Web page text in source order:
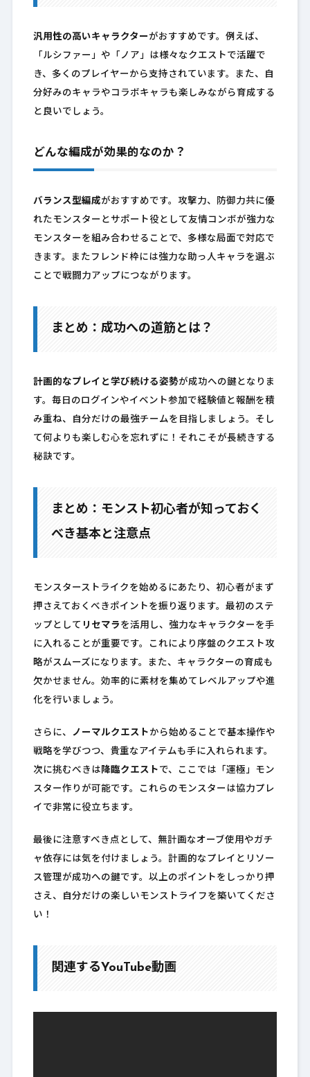
汎用性の高いキャラクター がおすすめです。例えば、
「ルシファー」や「ノア」は様々なクエストで活躍で
き、多くのプレイヤーから支持されています。また、自
分好みのキャラやコラボキャラも楽しみながら育成する
と良いでしょう。
どんな編成が効果的なのか？
バランス型編成がおすすめです。攻撃力、防御力共に優
れたモンスターとサポート役として友情コンボが強力な
モンスターを組み合わせることで、多様な局面で対応で
きます。またフレンド枠には強力な助っ人キャラを選ぶ
ことで戦闘力アップにつながります。
まとめ：成功への道筋とは？
計画的なプレイと学び続ける姿勢が成功への鍵となりま
す。毎日のログインやイベント参加で経験値と報酬を積
み重ね、自分だけの最強チームを目指しましょう。そし
て何よりも楽しむ心を忘れずに！それこそが長続きする
秘訣です。
まとめ：モンスト初心者が知っておく
べき基本と注意点
モンスターストライクを始めるにあたり、初心者がまず
押さえておくべきポイントを振り返ります。最初のステ
ップとして リセマラ を活用し、強力なキャラクターを手
に入れることが重要です。これにより序盤のクエスト攻
略がスムーズになります。また、キャラクターの育成も
欠かせません。効率的に素材を集めてレベルアップや進
化を行いましょう。
さらに、 ノーマルクエスト から始めることで基本操作や
戦略を学びつつ、貴重なアイテムも手に入れられます。
次に挑むべきは 降臨クエスト で、ここでは「運極」モン
スター作りが可能です。これらのモンスターは協力プレ
イで非常に役立ちます。
最後に注意すべき点として、無計画なオーブ使用やガチ
ャ依存には気を付けましょう。計画的なプレイとリソー
ス管理が成功への鍵です。以上のポイントをしっかり押
さえ、自分だけの楽しいモンストライフを築いてくださ
い！
関連するYouTube動画